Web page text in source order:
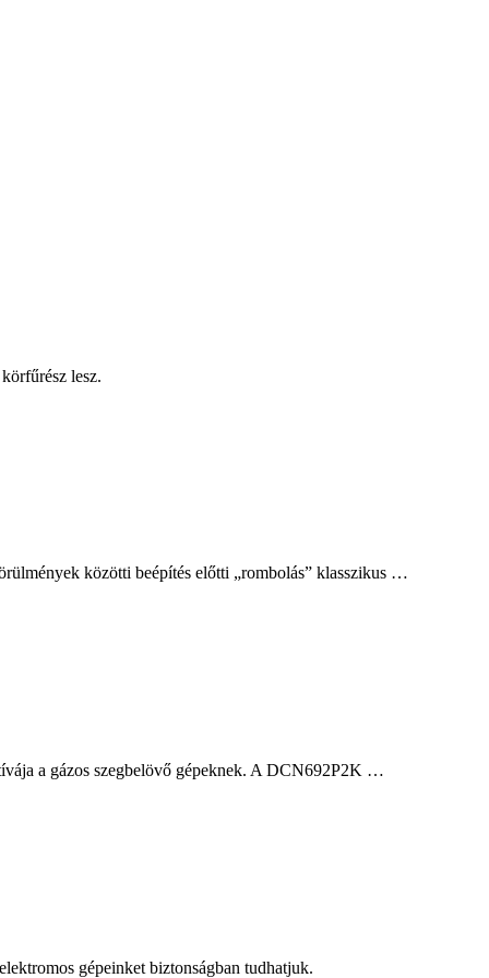
lesz.
közötti beépítés előtti „rombolás” klasszikus …
a gázos szegbelövő gépeknek. A DCN692P2K …
gépeinket biztonságban tudhatjuk.